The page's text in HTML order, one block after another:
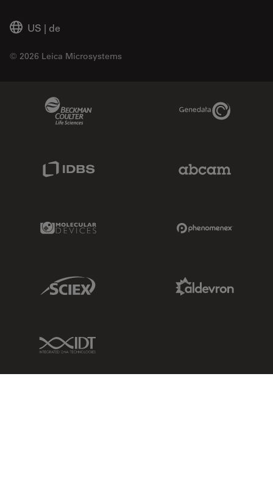
US | de
© 2026 Leica Microsystems
Genedata Link
Molecular Devices Link
Sciex Link
IDT Link